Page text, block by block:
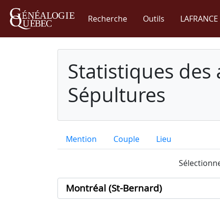
Recherche Outils
Statistiques des
Sépultures
Mention Couple Lieu